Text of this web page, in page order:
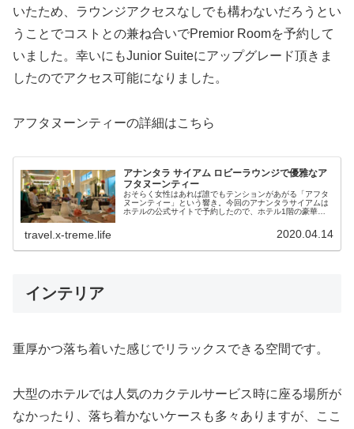
いたため、ラウンジアクセスなしでも構わないだろうとい
うことでコストとの兼ね合いでPremior Roomを予約して
いました。幸いにもJunior Suiteにアップグレード頂きま
したのでアクセス可能になりました。
アフタヌーンティーの詳細はこちら
アナンタラ サイアム ロビーラウンジで優雅なア
フタヌーンティー
おそらく女性はあれば誰でもテンションがあがる「アフタ
ヌーンティー」という響き。今回のアナンタラサイアムは
ホテルの公式サイトで予約したので、ホテル1階の豪華な
travel.x-treme.life 2020.04.14
インテリア
重厚かつ落ち着いた感じでリラックスできる空間です。
大型のホテルでは人気のカクテルサービス時に座る場所が
なかったり、落ち着かないケースも多々ありますが、ここ